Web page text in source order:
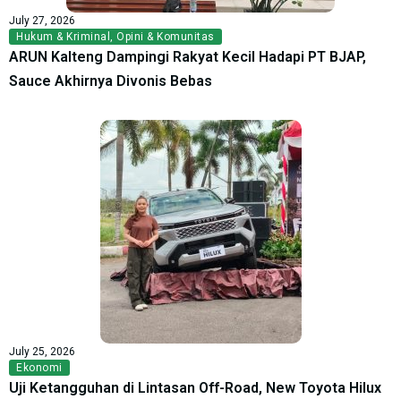
July 27, 2026
Hukum & Kriminal , Opini & Komunitas
ARUN Kalteng Dampingi Rakyat Kecil Hadapi PT BJAP,
Sauce Akhirnya Divonis Bebas
July 25, 2026
Ekonomi
Uji Ketangguhan di Lintasan Off-Road, New Toyota Hilux